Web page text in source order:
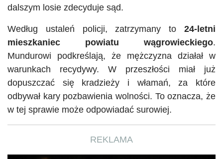
dalszym losie zdecyduje sąd.
Według ustaleń policji, zatrzymany to 24-letni
mieszkaniec powiatu wągrowieckiego.
Mundurowi podkreślają, że mężczyzna działał w
warunkach recydywy. W przeszłości miał już
dopuszczać się kradzieży i włamań, za które
odbywał kary pozbawienia wolności. To oznacza, że
w tej sprawie może odpowiadać surowiej.
REKLAMA